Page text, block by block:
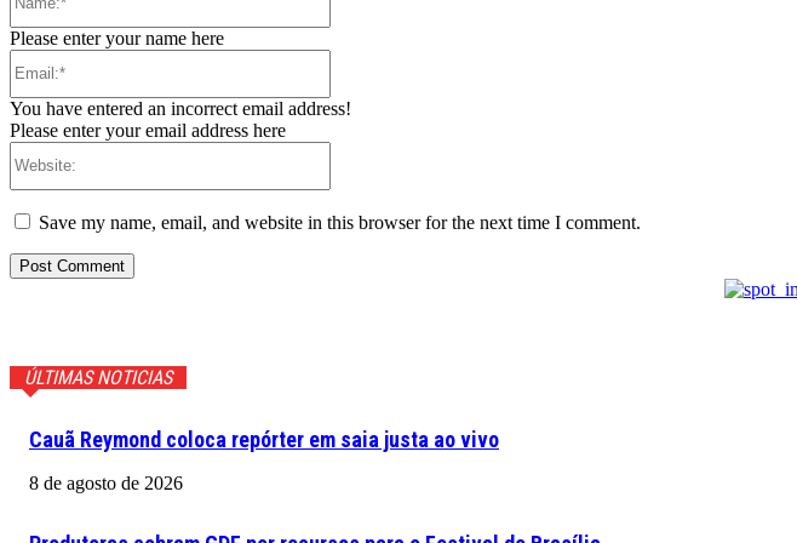
Please enter your name here
You have entered an incorrect email address!
Please enter your email address here
Save my name, email, and website in this browser for the next time I comment.
ÚLTIMAS NOTICIAS
Cauã Reymond coloca repórter em saia justa ao vivo
8 de agosto de 2026